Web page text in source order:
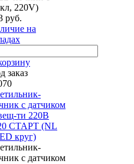
220V)
руб.
на
заказ
с датчиком
ти 220В
СТАРТ (NL
круг)
с датчиком